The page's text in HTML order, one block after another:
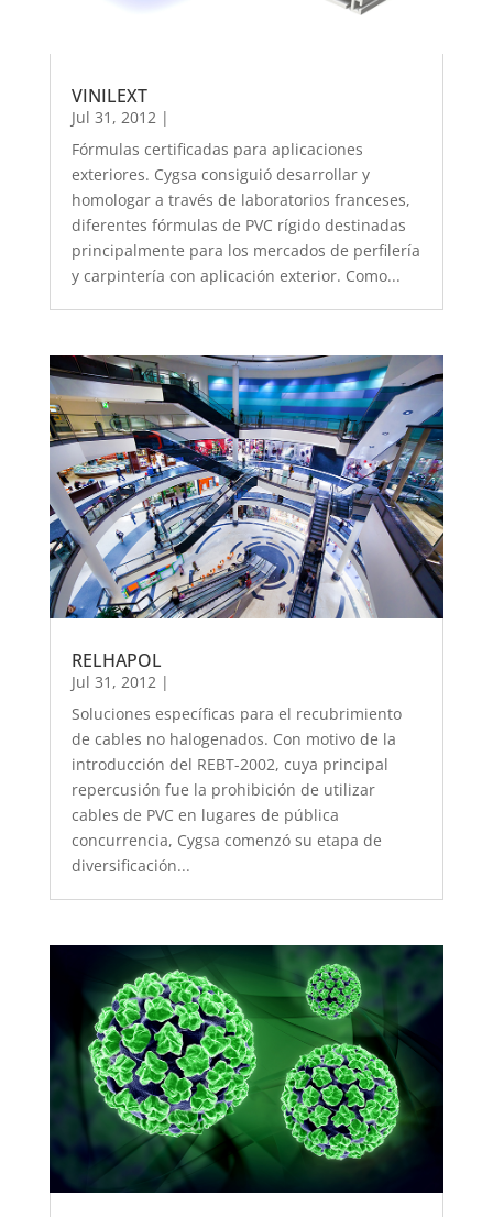
VINILEXT
Jul 31, 2012|
Fórmulas certificadas para aplicaciones
exteriores. Cygsa consiguió desarrollar y
homologar a través de laboratorios franceses,
diferentes fórmulas de PVC rígido destinadas
principalmente para los mercados de perfilería
y carpintería con aplicación exterior. Como...
RELHAPOL
Jul 31, 2012|
Soluciones específicas para el recubrimiento
de cables no halogenados. Con motivo de la
introducción del REBT-2002, cuya principal
repercusión fue la prohibición de utilizar
cables de PVC en lugares de pública
concurrencia, Cygsa comenzó su etapa de
diversificación...